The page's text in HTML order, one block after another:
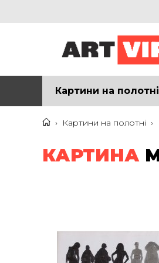
Картини на полотні
› Картини на полотні ›
КАРТИНА